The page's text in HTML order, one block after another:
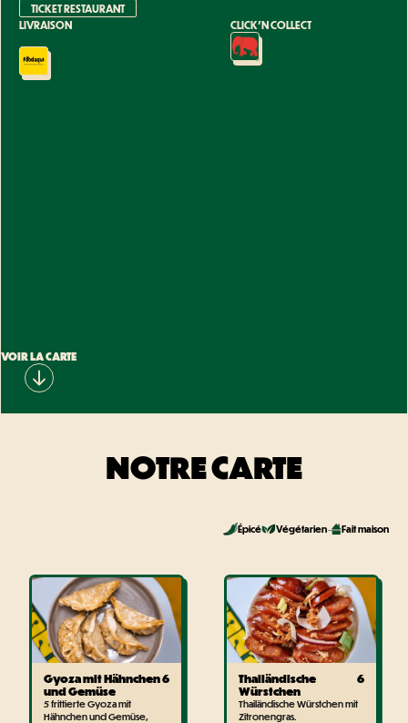
TICKET RESTAURANT
LIVRAISON CLICK'N COLLECT
VOIR LA CARTE
NOTRE CARTE
Épicé Végétarien Fait maison
Gyoza mit Hähnchen
und Gemüse
6
5 frittierte Gyoza mit
Hähnchen und Gemüse,
Thailändische
Würstchen
6
Thailändische Würstchen mit
Zitronengras.